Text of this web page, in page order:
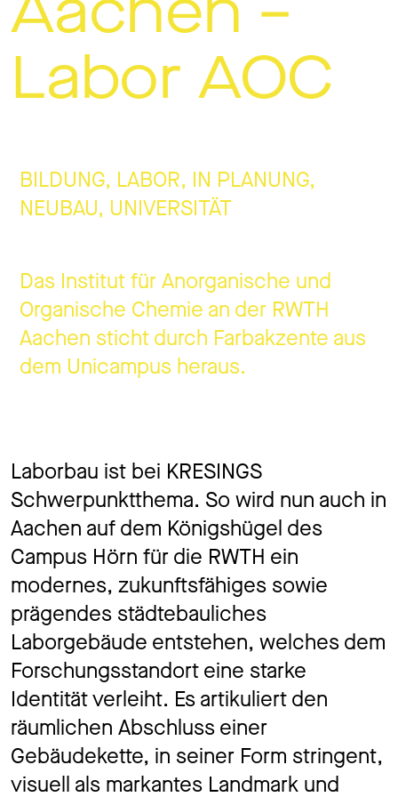
Jobs
Datenschutz
Labor AOC
BILDUNG, LABOR, IN PLANUNG,
NEUBAU, UNIVERSITÄT
Das Institut für Anorganische und
Organische Chemie an der RWTH
Aachen sticht durch Farbakzente aus
dem Unicampus heraus.
Laborbau ist bei KRESINGS
Schwerpunktthema. So wird nun auch in
Aachen auf dem Königshügel des
Campus Hörn für die RWTH ein
modernes, zukunftsfähiges sowie
prägendes städtebauliches
Laborgebäude entstehen, welches dem
Forschungsstandort eine starke
Identität verleiht. Es artikuliert den
räumlichen Abschluss einer
Gebäudekette, in seiner Form stringent,
visuell als markantes Landmark und